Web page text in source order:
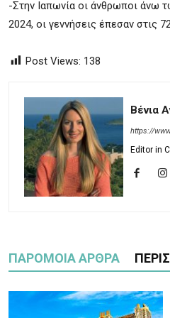
-Στην Ιαπωνία οι άνθρωποι άνω
2024, οι γεννήσεις έπεσαν στις
Post Views: 138
Βένια
https://
Editor in
ΠΑΡΟΜΟΙΑ ΑΡΘΡΑ